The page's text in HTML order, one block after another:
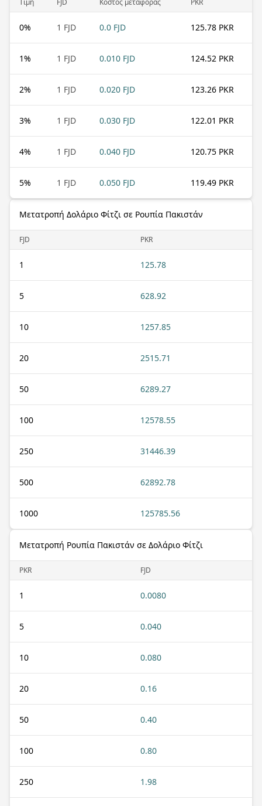
Τιμή FJD Κόστος μεταφοράς PKR
0% 1 FJD 0.0 FJD 125.78 PKR
1% 1 FJD 0.010 FJD 124.52 PKR
2% 1 FJD 0.020 FJD 123.26 PKR
3% 1 FJD 0.030 FJD 122.01 PKR
4% 1 FJD 0.040 FJD 120.75 PKR
5% 1 FJD 0.050 FJD 119.49 PKR
Μετατροπή Δολάριο Φίτζι σε Ρουπία Πακιστάν
FJD PKR
1 125.78
5 628.92
10 1257.85
20 2515.71
50 6289.27
100 12578.55
250 31446.39
500 62892.78
1000 125785.56
Μετατροπή Ρουπία Πακιστάν σε Δολάριο Φίτζι
PKR FJD
1 0.0080
5 0.040
10 0.080
20 0.16
50 0.40
100 0.80
250 1.98